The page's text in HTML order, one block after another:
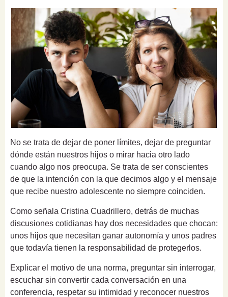
No se trata de dejar de poner límites, dejar de preguntar
dónde están nuestros hijos o mirar hacia otro lado
cuando algo nos preocupa. Se trata de ser conscientes
de que la intención con la que decimos algo y el mensaje
que recibe nuestro adolescente no siempre coinciden.
Como señala Cristina Cuadrillero, detrás de muchas
discusiones cotidianas hay dos necesidades que chocan:
unos hijos que necesitan ganar autonomía y unos padres
que todavía tienen la responsabilidad de protegerlos.
Explicar el motivo de una norma, preguntar sin interrogar,
escuchar sin convertir cada conversación en una
conferencia, respetar su intimidad y reconocer nuestros